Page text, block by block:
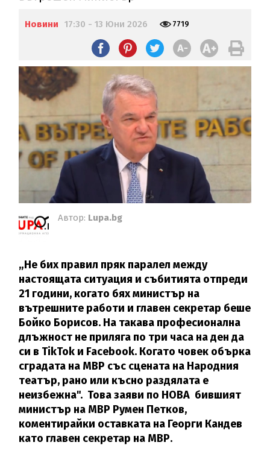
Новини 17:30 - 13 Юни 2026 7719
Автор: Lupa.bg
„Не бих правил пряк паралел между
настоящата ситуация и събитията отпреди
21 години, когато бях министър на
вътрешните работи и главен секретар беше
Бойко Борисов. На такава професионална
длъжност не приляга по три часа на ден да
си в TikTok и Facebook. Когато човек обърка
сградата на МВР със сцената на Народния
театър, рано или късно раздялата е
неизбежна". Това заяви по НОВА бившият
министър на МВР Румен Петков,
коментирайки оставката на Георги Кандев
като главен секретар на МВР.